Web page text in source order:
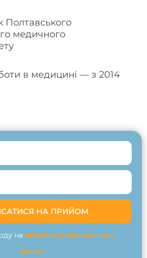
Полтавського
медичного
в медицині — з 2014
НА ПРИЙОМ
на обробку персональних
даних